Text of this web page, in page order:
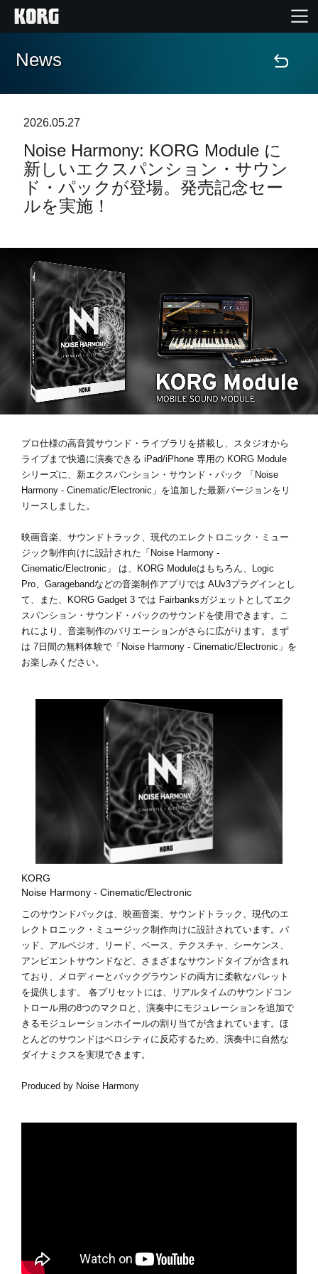
Home
Import Products
Features
Support
Store Locator
News
Location
About KORG
News
2026.05.27
Noise Harmony: KORG Module に
新しいエクスパンション・サウン
ド・パックが登場。発売記念セー
ルを実施！
プロ仕様の高音質サウンド・ライブラリを搭載し、スタジオから
ライブまで快適に演奏できる iPad/iPhone 専用の KORG Module
シリーズに、新エクスパンション・サウンド・パック
「Noise
Harmony - Cinematic/Electronic」 を追加した最新バージョンをリ
リースしました。
映画音楽、サウンドトラック、現代のエレクトロニック・ミュー
ジック制作向けに設計された「Noise Harmony -
Cinematic/Electronic」 は、KORG Moduleはもちろん、Logic
Pro、Garagebandなどの音楽制作アプリでは AUv3プラグイン とし
て、また、KORG Gadget 3 では Fairbanksガジェット としてエク
スパンション・サウンド・パックのサウンドを使用できます。こ
れにより、音楽制作のバリエーションがさらに広がります。まず
は 7日間の無料体験で「Noise Harmony - Cinematic/Electronic」を
お楽しみください。
KORG
Noise Harmony - Cinematic/Electronic
このサウンドパックは、映画音楽、サウンドトラック、現代のエ
レクトロニック・ミュージック制作向けに設計されています。パ
ッド、アルペジオ、リード、ベース、テクスチャ、シーケンス、
アンビエントサウンドなど、さまざまなサウンドタイプが含まれ
ており、メロディーとバックグラウンドの両方に柔軟なパレット
を提供します。 各プリセットには、リアルタイムのサウンドコン
トロール用の8つのマクロと、演奏中にモジュレーションを追加で
きるモジュレーションホイールの割り当てが含まれています。ほ
とんどのサウンドはベロシティに反応するため、演奏中に自然な
ダイナミクスを実現できます。
Produced by Noise Harmony